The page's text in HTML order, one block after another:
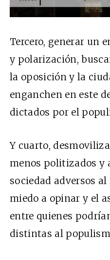
Tercero, generar un
y polarización,
la oposición y la
enganchen en este
dictados por el
Y cuarto,
menos politizados y
sociedad adversos
miedo a opinar y el
entre quienes
distintas al